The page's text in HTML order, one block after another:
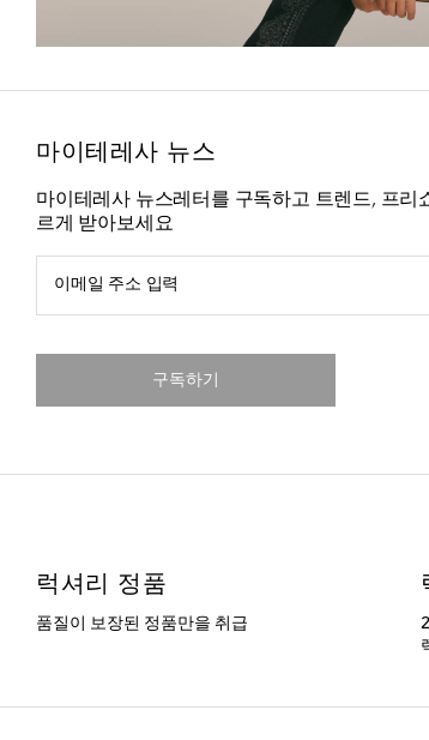
마이테레사 뉴스
마이테레사 뉴스레터를 구독하고 트렌드, 프리
르게 받아보세요
이메일 주소 입력
구독하기
럭셔리 정품
품질이 보장된 정품만을 취급